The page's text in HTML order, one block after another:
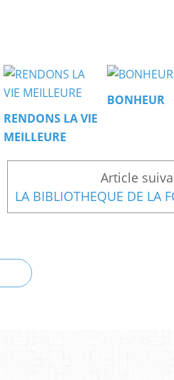
RENDONS LA VIE
MEILLEURE
BONHEUR